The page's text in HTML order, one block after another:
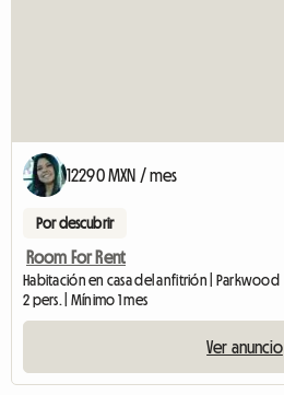
12290 MXN / mes
Por descubrir
Room For Rent
Habitación en casa del anfitrión | Parkwood
2 pers. | Mínimo 1 mes
Ver anuncio